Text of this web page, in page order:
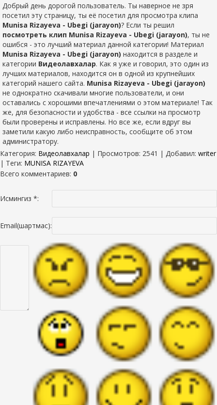
Добрый день дорогой пользователь. Ты наверное не зря
посетил эту страницу, ты её посетил для просмотра клипа
Munisa Rizayeva - Ubegi (jarayon)? Если ты решил
посмотреть клип Munisa Rizayeva - Ubegi (jarayon), ты не
ошибся - это лучший материал данной категории! Материал
Munisa Rizayeva - Ubegi (jarayon) находится в разделе и
категории Видеолавхалар. Как я уже и говорил, это один из
лучших материалов, находится он в одной из крупнейших
категорий нашего сайта. Munisa Rizayeva - Ubegi (jarayon)
не однократно скачивали многие пользователи, и они
оставались с хорошими впечатлениями о этом материале! Так
же, для безопасности и удобства - все ссылки на просмотр
были проверены и исправлены. Но все же, если вдруг вы
заметили какую либо неисправность, сообщите об этом
администратору.
Категория: Видеолавхалар | Просмотров: 2541 | Добавил: writer
| Теги: MUNISA RIZAYEVA
Всего комментариев: 0
Исмингиз *:
Email(шартмас):